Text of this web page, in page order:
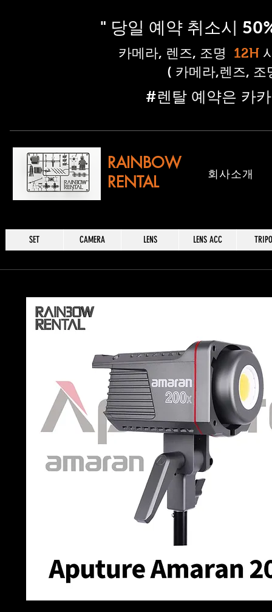
" 당일 예약 취소시
​카메라, 렌즈, 조명 12H
( 카메라,렌즈, 조
​#렌탈 예약은 카
RAINBOW
RENTAL
​회사소개
SET CAMERA LENS LENS ACC